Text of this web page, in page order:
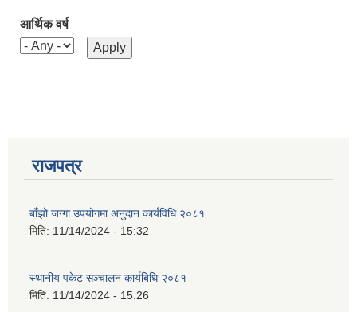
आर्थिक वर्ष
राजपत्र
बाँझो जग्गा उपयोगमा अनुदान कार्यविधि २०८१
मिति: 11/14/2024 - 15:32
स्थानीय पकेट सञ्चालन कार्यबिधि २०८१
मिति: 11/14/2024 - 15:26